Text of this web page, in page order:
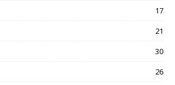
17
21
30
26